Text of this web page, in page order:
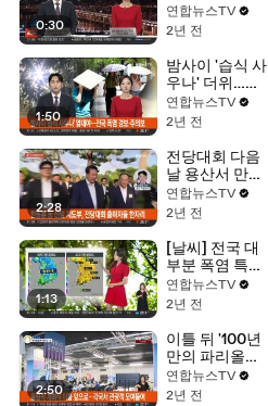
0:30
반 만에 재개
연합뉴스TV
2년 전
1:50
밤사이 '습식 사
우나' 더위…내
일은 더 푹푹 찐
다
연합뉴스TV
2년 전
2:28
전당대회 다음
날 용산서 만
찬…한동훈에
"수고 많았다"
연합뉴스TV
2년 전
1:13
[날씨] 전국 대
부분 폭염 특
보…내륙 곳곳
5~60㎜ 소나기
연합뉴스TV
2년 전
2:50
이틀 뒤 '100년
만의 파리올림
픽' 개막…파리
분위기는
연합뉴스TV
2년 전